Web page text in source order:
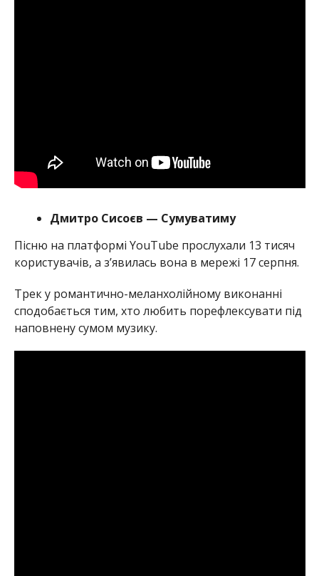
Дмитро Сисоєв — Сумуватиму
Пісню на платформі YouTube прослухали 13 тисяч
користувачів, а з’явилась вона в мережі 17 серпня.
Трек у романтично-меланхолійному виконанні
сподобається тим, хто любить порефлексувати під
наповнену сумом музику.